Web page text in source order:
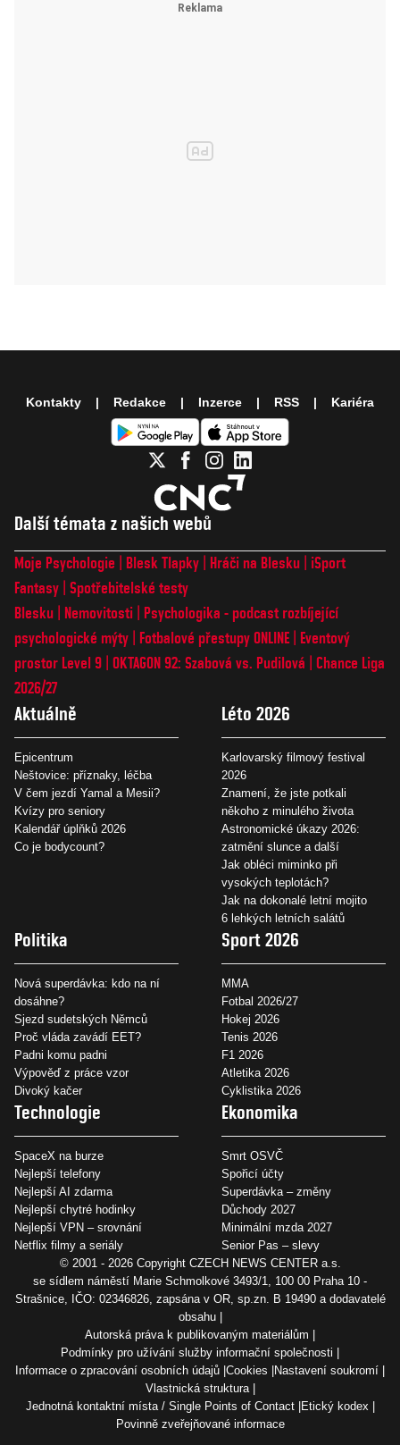
Další témata z našich webů
Moje Psychologie Blesk Tlapky Hráči na Blesku
iSport
Fantasy Spotřebitelské testy
Blesku
Nemovitosti
Psychologika - podcast rozbíjející
psychologické mýty
Fotbalové přestupy ONLINE
Eventový
prostor Level 9 OKTAGON 92: Szabová vs. Pudilová
Chance Liga
2026/27
Aktuálně
Epicentrum
Neštovice: příznaky, léčba
V čem jezdí Yamal a Mesii?
Kvízy pro seniory
Kalendář úplňků 2026
Co je bodycount?
Léto 2026
Karlovarský filmový festival
2026
Znamení, že jste potkali
někoho z minulého života
Astronomické úkazy 2026:
zatmění slunce a další
Jak obléci miminko při
vysokých teplotách?
Jak na dokonalé letní mojito
6 lehkých letních salátů
Politika
Nová superdávka: kdo na ní
dosáhne?
Sjezd sudetských Němců
Proč vláda zavádí EET?
Padni komu padni
Výpověď z práce vzor
Divoký kačer
Sport 2026
MMA
Fotbal 2026/27
Hokej 2026
Tenis 2026
F1 2026
Atletika 2026
Cyklistika 2026
Technologie
SpaceX na burze
Nejlepší telefony
Nejlepší AI zdarma
Nejlepší chytré hodinky
Nejlepší VPN – srovnání
Netflix filmy a seriály
Ekonomika
Smrt OSVČ
Spořicí účty
Superdávka – změny
Důchody 2027
Minimální mzda 2027
Senior Pas – slevy
Kontakty Redakce Inzerce RSS Kariéra
© 2001 - 2026 Copyright CZECH NEWS CENTER a.s.
se sídlem náměstí Marie Schmolkové 3493/1, 100 00 Praha 10 -
Strašnice, IČO: 02346826, zapsána v OR, sp.zn. B 19490 a dodavatelé
obsahu
Autorská práva k publikovaným materiálům
Podmínky pro užívání služby informační společnosti
Informace o zpracování osobních údajů Cookies
Nastavení soukromí
Vlastnická struktura
Jednotná kontaktní místa / Single Points of Contact
Etický kodex
Povinně zveřejňované informace